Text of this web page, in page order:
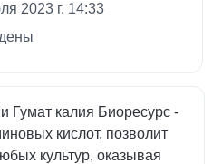
2023 г. 14:33
Гумат калия Биоресурс -
кислот, позволит
культур, оказывая